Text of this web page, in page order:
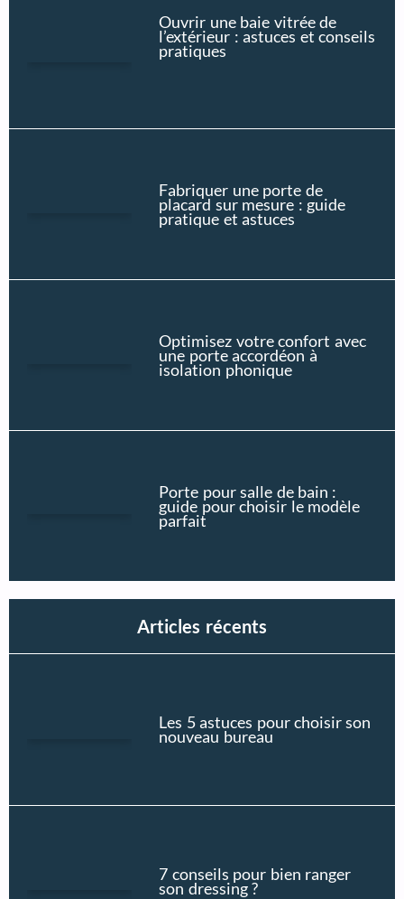
Ouvrir une baie vitrée de
l’extérieur : astuces et conseils
pratiques
Fabriquer une porte de
placard sur mesure : guide
pratique et astuces
Optimisez votre confort avec
une porte accordéon à
isolation phonique
Porte pour salle de bain :
guide pour choisir le modèle
parfait
Articles récents
Les 5 astuces pour choisir son
nouveau bureau
7 conseils pour bien ranger
son dressing ?